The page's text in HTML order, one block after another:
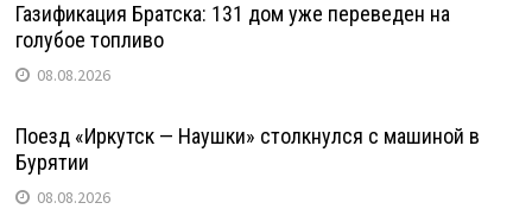
Газификация Братска: 131 дом уже переведен на
голубое топливо
08.08.2026
Поезд «Иркутск — Наушки» столкнулся с машиной в
Бурятии
08.08.2026